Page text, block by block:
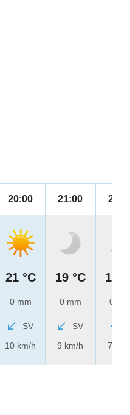
20:00
21 °C
0 mm
SV
10 km/h
21:00
19 °C
0 mm
SV
9 km/h
22:00
18 °C
0 mm
7 km/h